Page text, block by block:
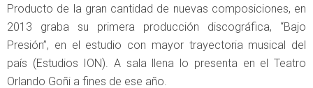
Producto de la gran cantidad de nuevas composiciones, en
2013 graba su primera producción discográfica, “Bajo
Presión”, en el estudio con mayor trayectoria musical del
país (Estudios ION). A sala llena lo presenta en el Teatro
Orlando Goñi a fines de ese año.